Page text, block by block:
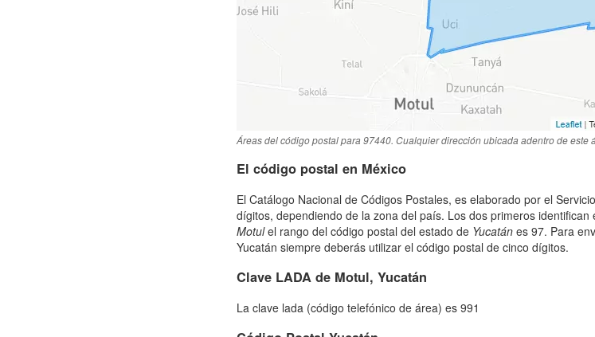
Áreas del código postal para 97440. Cualquier dirección ubicada adentro de este
El código postal en México
El Catálogo Nacional de Códigos Postales, es elaborado por el
dígitos, dependiendo de la zona del país. Los dos primeros
Motulel rango del código postal del estado de Yucatán es 97. Para
Yucatán siempre deberás utilizar el código postal de cinco dígitos.
Clave LADA de Motul, Yucatán
La clave lada (código telefónico de área) es 991